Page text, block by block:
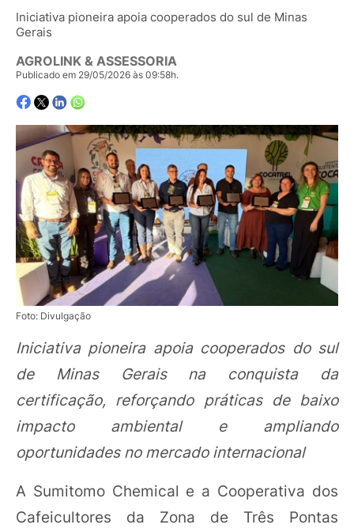
Iniciativa pioneira apoia cooperados do sul de Minas
Gerais
AGROLINK & ASSESSORIA
Publicado em 29/05/2026 às 09:58h.
Foto: Divulgação
Iniciativa pioneira apoia cooperados do sul
de Minas Gerais na conquista da
certificação, reforçando práticas de baixo
impacto ambiental e ampliando
oportunidades no mercado internacional
A Sumitomo Chemical e a Cooperativa dos
Cafeicultores da Zona de Três Pontas